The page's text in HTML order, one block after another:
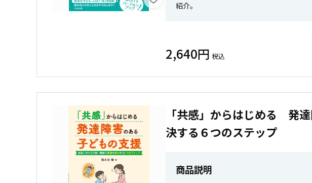
紹介。
2,640円 税込
「共感」からはじめる 発
決する６つのステップ
商品説明